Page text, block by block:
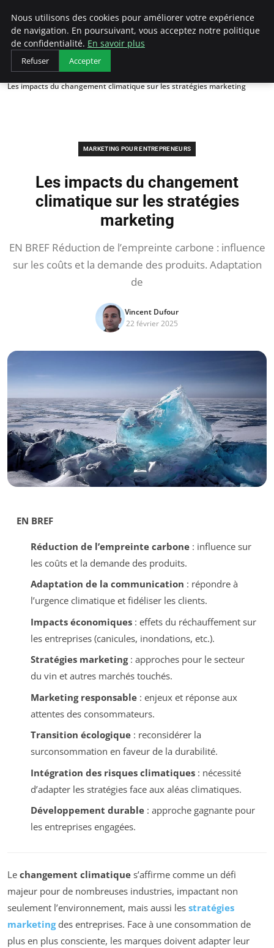
LECFCM
Accueil
Marketing pour entrepreneurs
Les impacts du changement climatique sur les stratégies marketing
MARKETING POUR ENTREPRENEURS
Les impacts du changement
climatique sur les stratégies
marketing
EN BREF Réduction de l’empreinte carbone : influence
sur les coûts et la demande des produits. Adaptation
de
Vincent Dufour
22 février 2025
EN BREF
Réduction de l’empreinte carbone: influence sur
les coûts et la demande des produits.
Adaptation de la communication : répondre à
l’urgence climatique et fidéliser les clients.
Impacts économiques: effets du réchauffement sur
les entreprises (canicules, inondations, etc.).
Stratégies marketing: approches pour le secteur
du vin et autres marchés touchés.
Marketing responsable: enjeux et réponse aux
attentes des consommateurs.
Transition écologique: reconsidérer la
surconsommation en faveur de la durabilité.
Intégration des risques climatiques: nécessité
d’adapter les stratégies face aux aléas climatiques.
Développement durable: approche gagnante pour
les entreprises engagées.
Le changement climatique s’affirme comme un défi
majeur pour de nombreuses industries, impactant non
seulement l’environnement, mais aussi les stratégies
marketingdes entreprises. Face à une consommation de
plus en plus consciente, les marques doivent adapter leur
Nous utilisons des cookies pour améliorer votre expérience
de navigation. En poursuivant, vous acceptez notre politique
de confidentialité. En savoir plus
Refuser Accepter